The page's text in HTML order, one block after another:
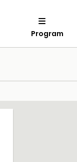
Program